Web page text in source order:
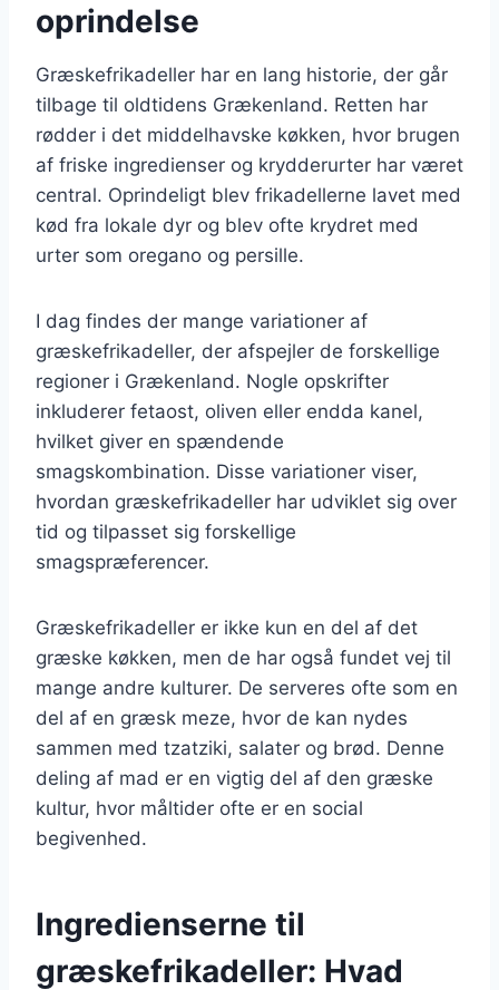
oprindelse
Græskefrikadeller har en lang historie, der går
tilbage til oldtidens Grækenland. Retten har
rødder i det middelhavske køkken, hvor brugen
af friske ingredienser og krydderurter har været
central. Oprindeligt blev frikadellerne lavet med
kød fra lokale dyr og blev ofte krydret med
urter som oregano og persille.
I dag findes der mange variationer af
græskefrikadeller, der afspejler de forskellige
regioner i Grækenland. Nogle opskrifter
inkluderer fetaost, oliven eller endda kanel,
hvilket giver en spændende
smagskombination. Disse variationer viser,
hvordan græskefrikadeller har udviklet sig over
tid og tilpasset sig forskellige
smagspræferencer.
Græskefrikadeller er ikke kun en del af det
græske køkken, men de har også fundet vej til
mange andre kulturer. De serveres ofte som en
del af en græsk meze, hvor de kan nydes
sammen med tzatziki, salater og brød. Denne
deling af mad er en vigtig del af den græske
kultur, hvor måltider ofte er en social
begivenhed.
Ingredienserne til
græskefrikadeller: Hvad